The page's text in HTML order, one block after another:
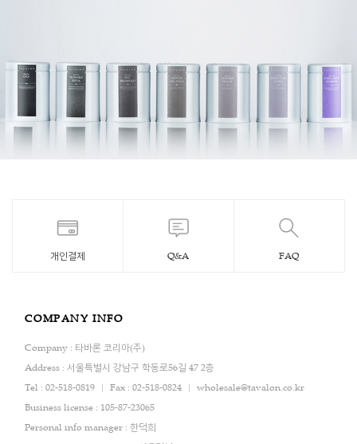
개인결제 Q&A FAQ
COMPANY INFO
Company : 타바론 코리아(주)
Address : 서울특별시 강남구 학동로56길 47 2층
Tel : 02-518-0819
Fax : 02-518-0824
wholesale@tavalon.co.kr
Business license : 105-87-23065
Personal info manager : 한덕희